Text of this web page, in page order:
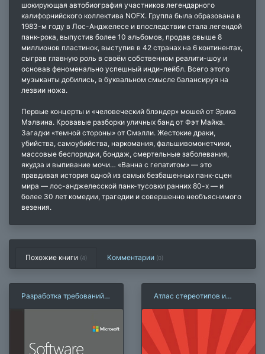
шокирующая автобиография участников легендарного
калифорнийского коллектива NOFX. Группа была образована в
1983-м году в Лос-Анджелесе и впоследствии стала легендой
панк-рока, выпустив более 10 альбомов, продав свыше 8
миллионов пластинок, выступив в 42 странах на 6 континентах,
сыграв главную роль в своём собственном реалити-шоу и
основав феноменально успешный инди-лейбл. Всего этого
музыканты добились, в буквальном смысле балансируя на
лезвии ножа.
Первые концерты и «человеческий блэндер» мошей от Эрика
Мэлвина. Кровавые разборки уличных банд от Фэт Майка.
Загадки «темной стороны» от Смэлли. Жестокие драки,
убийства, самоубийства, наркомания, фальшивомонетчики,
массовые беспорядки, бондаж, смертельные заболевания,
якудза и выпивание мочи… «Ванна с гепатитом» — это
правдивая история одной из самых безбашенных панк-сцен
мира — лос-анджелесской панк-тусовки ранних 80-х — и
более 30 лет комедии, трагедии и совершенно необъяснимого
везения.
Похожие книги (4) Комментарии (0)
Разработка требований к
Атлас стереотипов и